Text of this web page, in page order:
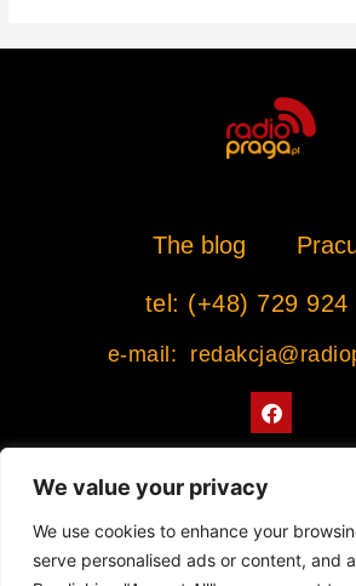
We value your privacy
We use cookies to enhance your
serve personalised ads or content, and
The blog
tel: (+48) 729 924
e-mail:
F
a
c
o
k
Współpracujemy z Muzeum
© 2022 All rights Reserved.